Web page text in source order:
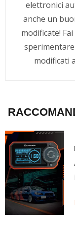
elettronici
anche un
modificate!
modificati